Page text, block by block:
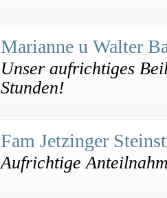
Marianne u Walter
Unser aufrichtiges
Stunden!
Fam Jetzinger
Aufrichtige